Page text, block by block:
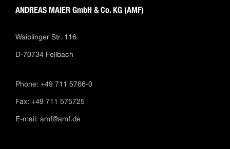
ANDREAS MAIER GmbH & Co. KG (AMF)
Waiblinger Str. 116
D-70734 Fellbach
Phone: +49 711 5766-0
Fax: +49 711 575725
E-mail: amf@amf.de